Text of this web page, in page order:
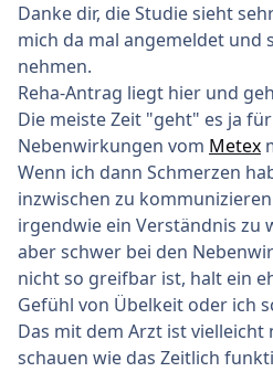
Danke dir, die Studie sieht
mich da mal angemeldet und
nehmen.
Reha-Antrag liegt hier und
Die meiste Zeit "geht" es ja
Nebenwirkungen vom Metex
Wenn ich dann Schmerzen
inzwischen zu
irgendwie ein Verständnis zu
aber schwer bei den
nicht so greifbar ist, halt ein
Gefühl von Übelkeit oder ich
Das mit dem Arzt ist vielleicht
schauen wie das Zeitlich